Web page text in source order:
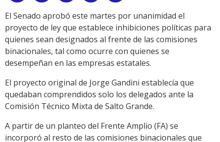
Link
El Senado aprobó este martes por unanimidad el
proyecto de ley que establece inhibiciones políticas para
quienes sean designados al frente de las comisiones
binacionales, tal como ocurre con quienes se
desempeñan en las empresas estatales.
El proyecto original de Jorge Gandini establecía que
quedaban comprendidos solo los delegados ante la
Comisión Técnico Mixta de Salto Grande.
A partir de un planteo del Frente Amplio (FA) se
incorporó al resto de las comisiones binacionales que